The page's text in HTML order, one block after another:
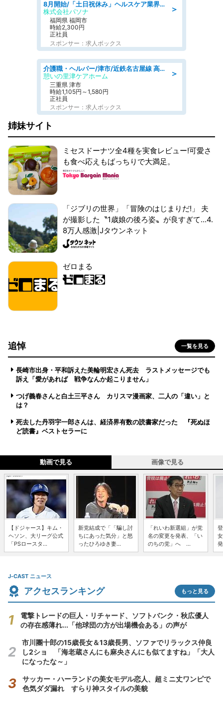
＞
8月開始/「土日祝休み」ヘルスケア業界の産業保健師/高時給/未経験OK/要資格:保健師、正看護師
株式会社パソナ
福岡県 福岡市
時給2,300円
正社員
スポンサー：求人ボックス
＞
介護職・ヘルパー/津市/近鉄名古屋線 高田本山/三重県/デイサービス
憩いの里津ケアホーム
三重県 津市
時給1,105円～1,580円
正社員
スポンサー：求人ボックス
姉妹サイト
ミセスドーナツ全4種を実食レビュー!可愛さ
も食べ応えもばっちりで大満足。
「ジブリの世界」「冒険のはじまりだ!」 夫
が撮影した〝1歳娘の後ろ姿〟が良すぎて...4.
8万人感激|Jタウンネット
ゼロまる
追悼 一覧を見る
長崎市出身・平和訴えた美輪明宏さん死去 ラストメッセージでも
訴え「愛があれば 戦争なんか起こりません」
つげ義春さんと白土三平さん カリスマ漫画家、二人の「違い」と
は？
死去した丹羽宇一郎さんは、経済界有数の読書家だった 『死ぬほ
ど読書』ベストセラーに
動画で見る 画像で見る
【ドジャース】キム・
ヘソン、大リーグ公式
「PSロースタ...
新党結成で「「騙し討
ちにあった気分」と怒
ったひろゆき妻...
「れいわ新選組」が党
名の変更を発表、「い
のちの党」へ ...
J-CAST ニュース
アクセスランキング もっと見る
電撃トレードの巨人・リチャード、ソフトバンク・秋広優人
の存在感薄れ...「他球団の方が出場機会ある」の声が
市川團十郎の15歳長女＆13歳長男、ソファでリラックス仲良
し2ショ 「海老蔵さんにも麻央さんにも似てますね」「大人
になったな～」
サッカー・ハーランドの美女モデル恋人、超ミニ丈ワンピで
色気ダダ漏れ すらり神スタイルの美貌